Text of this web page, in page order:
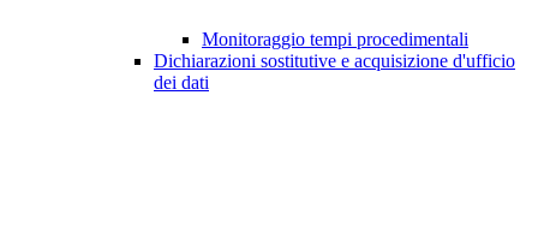
Monitoraggio tempi procedimentali
Dichiarazioni sostitutive e acquisizione d'ufficio
dei dati